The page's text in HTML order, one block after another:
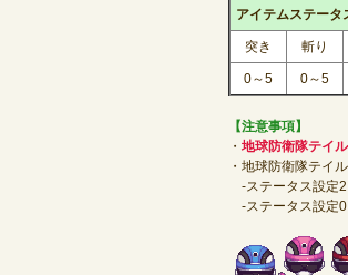
アイテムステータ
突き 斬り
0～5 0～5
【注意事項】
・ 地球防衛隊テイ
・地球防衛隊テイ
-ステータス設定
-ステータス設定